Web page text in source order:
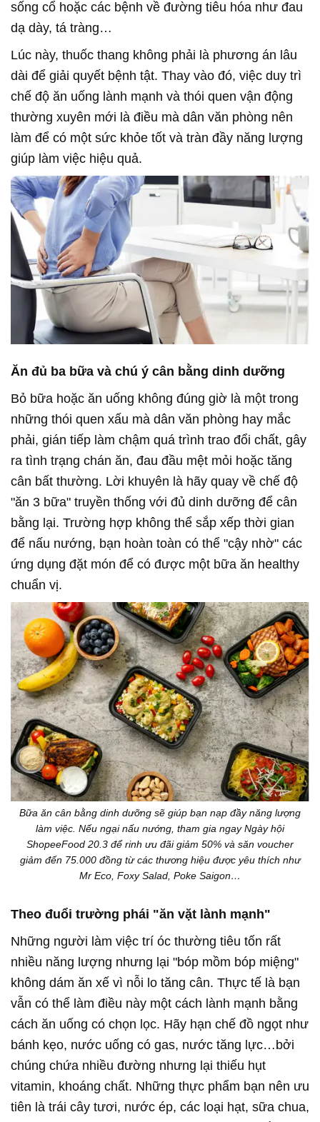
sống cổ hoặc các bệnh về đường tiêu hóa như đau
dạ dày, tá tràng…
Lúc này, thuốc thang không phải là phương án lâu
dài để giải quyết bệnh tật. Thay vào đó, việc duy trì
chế độ ăn uống lành mạnh và thói quen vận động
thường xuyên mới là điều mà dân văn phòng nên
làm để có một sức khỏe tốt và tràn đầy năng lượng
giúp làm việc hiệu quả.
Ăn đu ba bữa va ̀ chú ý cân bằng dinh dưỡng
Bỏ bữa hoặc ăn uống không đúng giờ là một trong
những thói quen xấu mà dân văn phòng hay mắc
phải, gián tiếp làm chậm quá trình trao đổi chất, gây
ra tình trạng chán ăn, đau đầu mệt mỏi hoặc tăng
cân bất thường. Lời khuyên là hãy quay về chế độ
"ăn 3 bữa" truyền thống với đủ dinh dưỡng để cân
bằng lại. Trường hợp không thể sắp xếp thời gian
để nấu nướng, bạn hoàn toàn có thể "cậy nhờ" các
ứng dụng đặt món để có được một bữa ăn healthy
chuẩn vị.
Bữa ăn cân bằng dinh dưỡng sẽ giúp bạn nạp đầy năng lượng
làm việc. Nếu ngại nấu nướng, tham gia ngay Ngày hội
ShopeeFood 20.3 để rinh ưu đãi giảm 50% và săn voucher
giảm đến 75.000 đồng từ các thương hiệu được yêu thích như
Mr Eco, Foxy Salad, Poke Saigon…
Theo đuổi trường phái "ăn vặt lành mạnh"
Những người làm việc trí óc thường tiêu tốn rất
nhiều năng lượng nhưng lại "bóp mồm bóp miệng"
không dám ăn xế vì nỗi lo tăng cân. Thực tế là bạn
vẫn có thể làm điều này một cách lành mạnh bằng
cách ăn uống có chọn lọc. Hãy hạn chế đồ ngọt như
bánh kẹo, nước uống có gas, nước tăng lực…bởi
chúng chứa nhiều đường nhưng lại thiếu hụt
vitamin, khoáng chất. Những thực phẩm bạn nên ưu
tiên là trái cây tươi, nước ép, các loại hạt, sữa chua,